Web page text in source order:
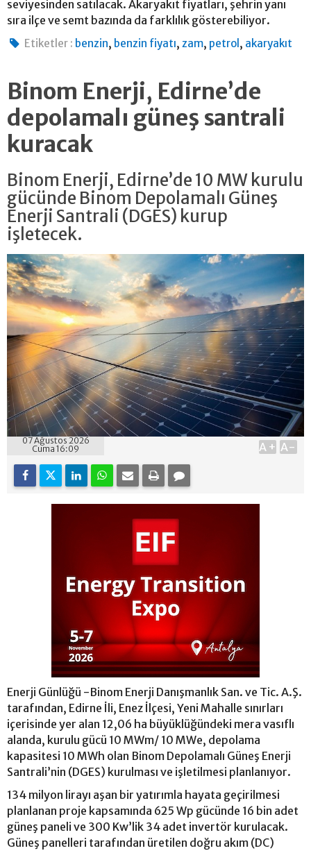
seviyesinden satılacak. Akaryakıt fiyatları, şehrin yanı
sıra ilçe ve semt bazında da farklılık gösterebiliyor.
Etiketler : benzin, benzin fiyatı, zam, petrol , akaryakıt
Binom Enerji, Edirne’de
depolamalı güneş santrali
kuracak
Binom Enerji, Edirne’de 10 MW kurulu
gücünde Binom Depolamalı Güneş
Enerji Santrali (DGES) kurup
işletecek.
07 Ağustos 2026
Cuma 16:09
A+ A-
Enerji Günlüğü -Binom Enerji Danışmanlık San. ve Tic. A.Ş.
tarafından, Edirne İli, Enez İlçesi, Yeni Mahalle sınırları
içerisinde yer alan 12,06 ha büyüklüğündeki mera vasıflı
alanda, kurulu gücü 10 MWm/ 10 MWe, depolama
kapasitesi 10 MWh olan Binom Depolamalı Güneş Enerji
Santrali’nin (DGES) kurulması ve işletilmesi planlanıyor.
134 milyon lirayı aşan bir yatırımla hayata geçirilmesi
planlanan proje kapsamında 625 Wp gücünde 16 bin adet
güneş paneli ve 300 Kw’lik 34 adet invertör kurulacak.
Güneş panelleri tarafından üretilen doğru akım (DC)